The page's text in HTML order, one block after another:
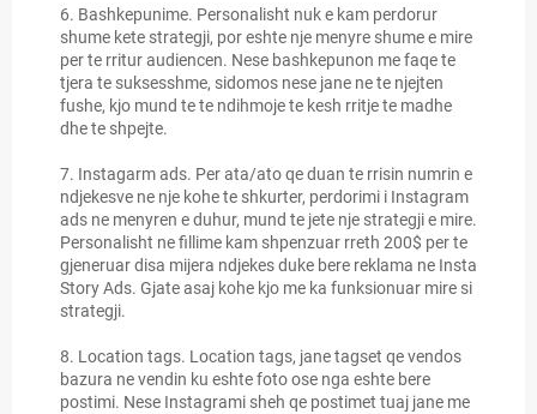
6. Bashkepunime. Personalisht nuk e kam perdorur
shume kete strategji, por eshte nje menyre shume e mire
per te rritur audiencen. Nese bashkepunon me faqe te
tjera te suksesshme, sidomos nese jane ne te njejten
fushe, kjo mund te te ndihmoje te kesh rritje te madhe
dhe te shpejte.
7. Instagarm ads. Per ata/ato qe duan te rrisin numrin e
ndjekesve ne nje kohe te shkurter, perdorimi i Instagram
ads ne menyren e duhur, mund te jete nje strategji e mire.
Personalisht ne fillime kam shpenzuar rreth 200$ per te
gjeneruar disa mijera ndjekes duke bere reklama ne Insta
Story Ads. Gjate asaj kohe kjo me ka funksionuar mire si
strategji.
8. Location tags. Location tags, jane tagset qe vendos
bazura ne vendin ku eshte foto ose nga eshte bere
postimi. Nese Instagrami sheh qe postimet tuaj jane me